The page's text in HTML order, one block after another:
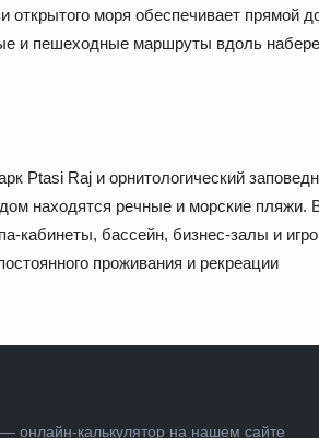
открытого моря обеспечивает прямой
и пешеходные маршруты вдоль
Ptasi Raj и орнитологический
находятся речные и морские пляжи.
кабинеты, бассейн, бизнес-залы и
проживания и рекреации
онлайн-калькулятор на нашем сайте